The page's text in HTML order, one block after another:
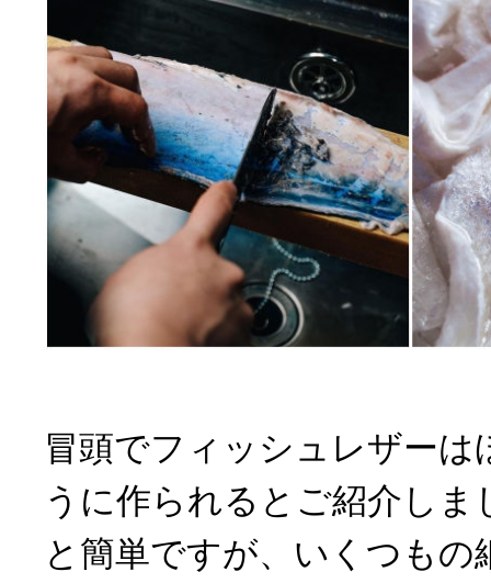
冒頭でフィッシュレザーは
うに作られるとご紹介しま
と簡単ですが、いくつもの